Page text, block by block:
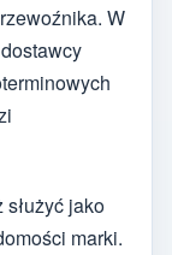
W
jako
marki.